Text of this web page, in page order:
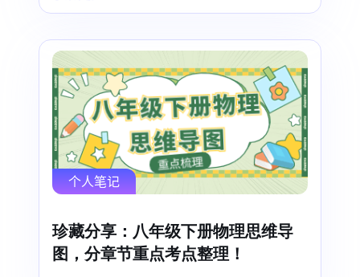
个人笔记
珍藏分享：八年级下册物理思维导
图，分章节重点考点整理！